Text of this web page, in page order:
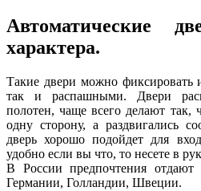
Автоматические
характера.
Такие двери можно фиксировать
так и распашными. Двери
полотен, чаще всего делают так,
одну сторону, а раздвигались
дверь хорошо подойдет для
удобно если вы что, то несете в
В России предпочтения отдают
Германии, Голландии, Швеции.